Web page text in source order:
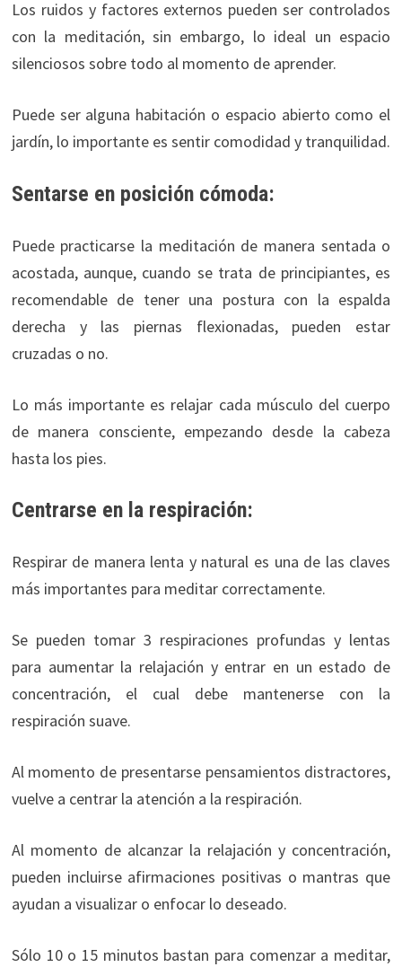
Los ruidos y factores externos pueden ser controlados
con la meditación, sin embargo, lo ideal un espacio
silenciosos sobre todo al momento de aprender.
Puede ser alguna habitación o espacio abierto como el
jardín, lo importante es sentir comodidad y tranquilidad.
Sentarse en posición cómoda:
Puede practicarse la meditación de manera sentada o
acostada, aunque, cuando se trata de principiantes, es
recomendable de tener una postura con la espalda
derecha y las piernas flexionadas, pueden estar
cruzadas o no.
Lo más importante es relajar cada músculo del cuerpo
de manera consciente, empezando desde la cabeza
hasta los pies.
Centrarse en la respiración:
Respirar de manera lenta y natural es una de las claves
más importantes para meditar correctamente.
Se pueden tomar 3 respiraciones profundas y lentas
para aumentar la relajación y entrar en un estado de
concentración, el cual debe mantenerse con la
respiración suave.
Al momento de presentarse pensamientos distractores,
vuelve a centrar la atención a la respiración.
Al momento de alcanzar la relajación y concentración,
pueden incluirse afirmaciones positivas o mantras que
ayudan a visualizar o enfocar lo deseado.
Sólo 10 o 15 minutos bastan para comenzar a meditar,